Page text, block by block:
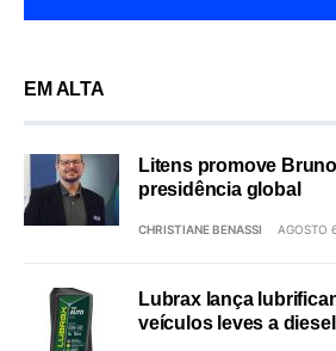
EM ALTA
Litens promove
presidência global
CHRISTIANE BENASSI AGOSTO
Lubrax lança
veículos leves a